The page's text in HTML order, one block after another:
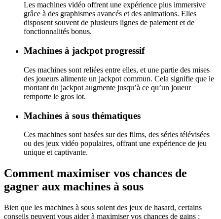
Les machines vidéo offrent une expérience plus immersive
grâce à des graphismes avancés et des animations. Elles
disposent souvent de plusieurs lignes de paiement et de
fonctionnalités bonus.
Machines à jackpot progressif
Ces machines sont reliées entre elles, et une partie des mises
des joueurs alimente un jackpot commun. Cela signifie que le
montant du jackpot augmente jusqu’à ce qu’un joueur
remporte le gros lot.
Machines à sous thématiques
Ces machines sont basées sur des films, des séries télévisées
ou des jeux vidéo populaires, offrant une expérience de jeu
unique et captivante.
Comment maximiser vos chances de
gagner aux machines à sous
Bien que les machines à sous soient des jeux de hasard, certains
conseils peuvent vous aider à maximiser vos chances de gains :